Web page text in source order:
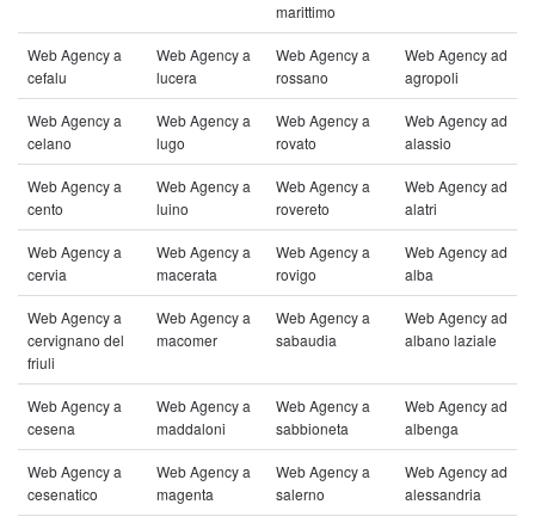
marittimo
Web Agency a
cefalu
Web Agency a
lucera
Web Agency a
rossano
Web Agency ad
agropoli
Web Agency a
celano
Web Agency a
lugo
Web Agency a
rovato
Web Agency ad
alassio
Web Agency a
cento
Web Agency a
luino
Web Agency a
rovereto
Web Agency ad
alatri
Web Agency a
cervia
Web Agency a
macerata
Web Agency a
rovigo
Web Agency ad
alba
Web Agency a
cervignano del
friuli
Web Agency a
macomer
Web Agency a
sabaudia
Web Agency ad
albano laziale
Web Agency a
cesena
Web Agency a
maddaloni
Web Agency a
sabbioneta
Web Agency ad
albenga
Web Agency a
cesenatico
Web Agency a
magenta
Web Agency a
salerno
Web Agency ad
alessandria